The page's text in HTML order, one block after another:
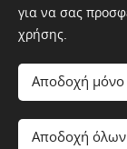
για να σας
χρήσης.
Αποδοχή
Αποδοχή όλων